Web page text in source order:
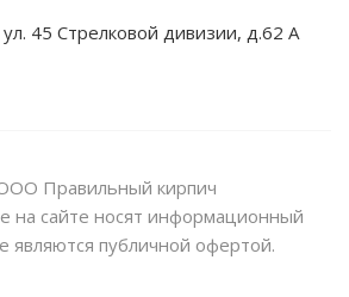
45 Стрелковой дивизии, д.62 А
Правильный кирпич
на сайте носят информационный
являются публичной офертой.